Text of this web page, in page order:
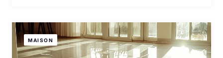
MAISON